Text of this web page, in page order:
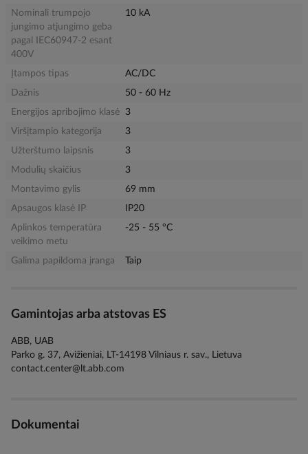
Nominali trumpojo
jungimo atjungimo geba
pagal IEC60947-2 esant
400V
10 kA
Įtampos tipas
AC/DC
Dažnis
50 - 60 Hz
Energijos apribojimo klasė
3
Viršįtampio kategorija
3
Užterštumo laipsnis
3
Modulių skaičius
3
Montavimo gylis
69 mm
Apsaugos klasė IP
IP20
Aplinkos temperatūra
veikimo metu
-25 - 55 °C
Galima papildoma įranga Taip
Gamintojas arba atstovas ES
ABB, UAB
Parko g. 37, Avižieniai, LT-14198 Vilniaus r. sav., Lietuva
contact.center@lt.abb.com
Dokumentai